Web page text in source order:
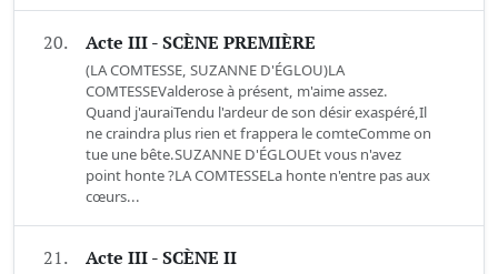
20. Acte III - SCÈNE PREMIÈRE
(LA COMTESSE, SUZANNE D'ÉGLOU)LA
COMTESSEValderose à présent, m'aime assez.
Quand j'auraiTendu l'ardeur de son désir exaspéré,Il
ne craindra plus rien et frappera le comteComme on
tue une bête.SUZANNE D'ÉGLOUEt vous n'avez
point honte ?LA COMTESSELa honte n'entre pas aux
cœurs...
21. Acte III - SCÈNE II